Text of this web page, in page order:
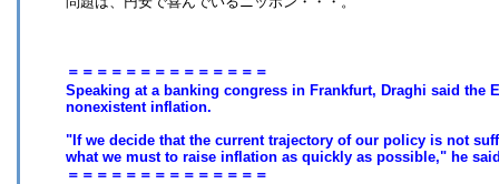
＝＝＝＝＝＝＝＝＝＝＝＝＝＝
Speaking at a banking congress in Frankfurt, Draghi said the
nonexistent inflation.
"If we decide that the current trajectory of our policy is not
what we must to raise inflation as quickly as possible," he
＝＝＝＝＝＝＝＝＝＝＝＝＝＝